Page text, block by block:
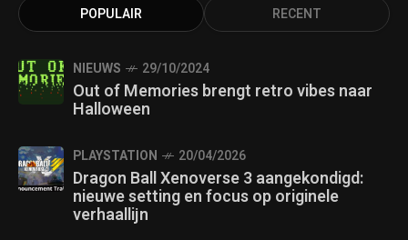
POPULAIR RECENT
NIEUWS 29/10/2024
Out of Memories brengt retro vibes naar
Halloween
PLAYSTATION 20/04/2026
Dragon Ball Xenoverse 3 aangekondigd:
nieuwe setting en focus op originele
verhaallijn